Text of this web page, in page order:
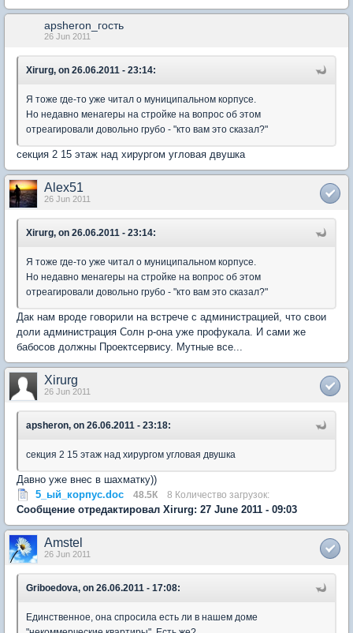
apsheron_гость
26 Jun 2011
Xirurg, on 26.06.2011 - 23:14:
Я тоже где-то уже читал о муниципальном корпусе.
Но недавно менагеры на стройке на вопрос об этом
отреагировали довольно грубо - "кто вам это сказал?"
секция 2 15 этаж над хирургом угловая двушка
Alex51
26 Jun 2011
Xirurg, on 26.06.2011 - 23:14:
Я тоже где-то уже читал о муниципальном корпусе.
Но недавно менагеры на стройке на вопрос об этом
отреагировали довольно грубо - "кто вам это сказал?"
Дак нам вроде говорили на встрече с администрацией, что свои
доли администрация Солн р-она уже профукала. И сами же
бабосов должны Проектсервису. Мутные все...
Xirurg
26 Jun 2011
apsheron, on 26.06.2011 - 23:18:
секция 2 15 этаж над хирургом угловая двушка
Давно уже внес в шахматку))
5_ый_корпус.doc
48.5К 8 Количество загрузок:
Сообщение отредактировал Xirurg: 27 June 2011 - 09:03
Amstel
26 Jun 2011
Griboedova, on 26.06.2011 - 17:08:
Единственное, она спросила есть ли в нашем доме